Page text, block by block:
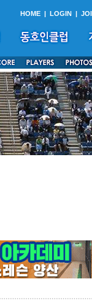
HOME | LOGIN |